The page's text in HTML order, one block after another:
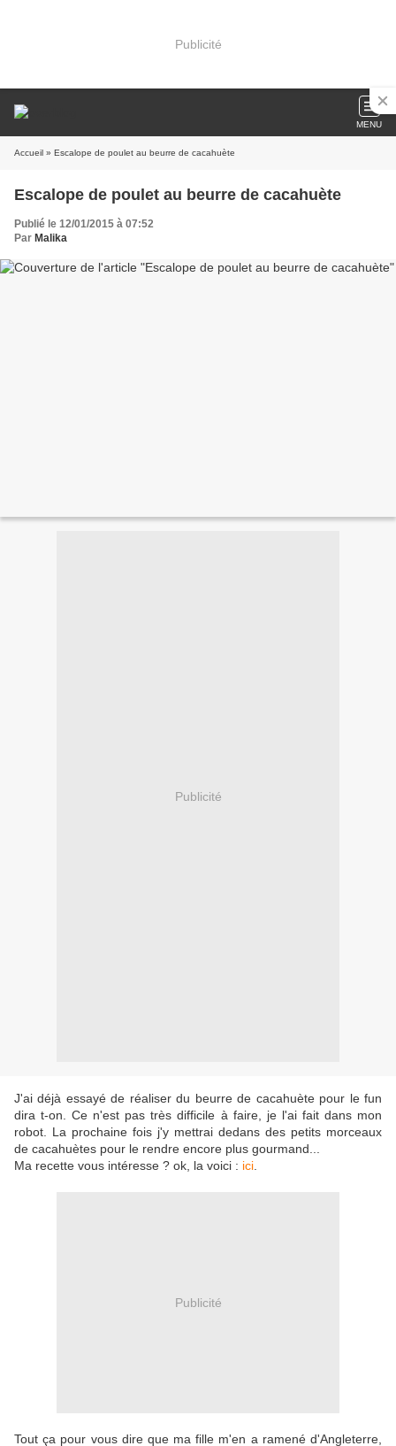
Publicité
MENU
Accueil » Escalope de poulet au beurre de cacahuète
Escalope de poulet au beurre de cacahuète
Publié le 12/01/2015 à 07:52
Par Malika
Publicité
J'ai déjà essayé de réaliser du beurre de cacahuète pour le fun
dira t-on. Ce n'est pas très difficile à faire, je l'ai fait dans mon
robot. La prochaine fois j'y mettrai dedans des petits morceaux
de cacahuètes pour le rendre encore plus gourmand...
Ma recette vous intéresse ? ok, la voici : ici
Publicité
Tout ça pour vous dire que ma fille m'en a ramené d'Angleterre,